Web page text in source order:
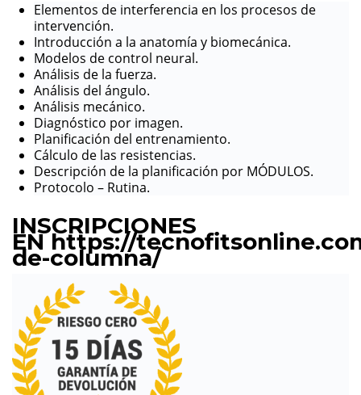
Elementos de interferencia en los procesos de
intervención.
Introducción a la anatomía y biomecánica.
Modelos de control neural.
Análisis de la fuerza.
Análisis del ángulo.
Análisis mecánico.
Diagnóstico por imagen.
Planificación del entrenamiento.
Cálculo de las resistencias.
Descripción de la planificación por MÓDULOS.
Protocolo – Rutina.
INSCRIPCIONES
ENhttps://
de-columna/